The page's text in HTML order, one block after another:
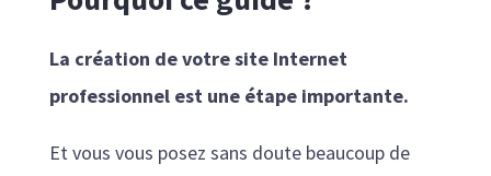
La création de votre site Internet
professionnel est une étape importante.
Et vous vous posez sans doute beaucoup de